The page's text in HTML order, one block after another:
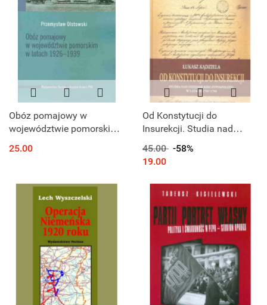
Obóz pomajowy w
województwie pomorskim
25.00
Od Konstytucji do
Insurekcji. Studia nad
w latach 1791-1794
45.00 -58%
19.00